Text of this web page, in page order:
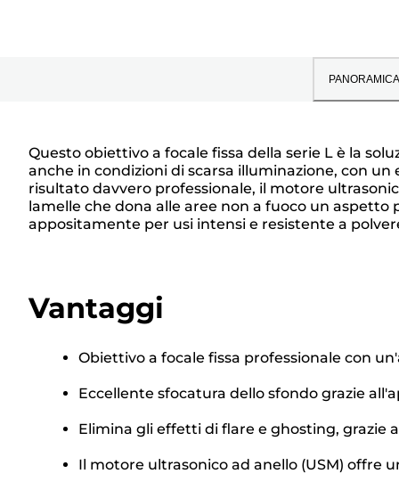
PANORAMICA
Questo obiettivo a focale fissa della serie L è la
anche in condizioni di scarsa illuminazione, con
risultato davvero professionale, il motore
lamelle che dona alle aree non a fuoco un
appositamente per usi intensi e resistente a
Vantaggi
Obiettivo a focale fissa professionale con
Eccellente sfocatura dello sfondo grazie
Elimina gli effetti di flare e ghosting, grazie
Il motore ultrasonico ad anello (USM) offre